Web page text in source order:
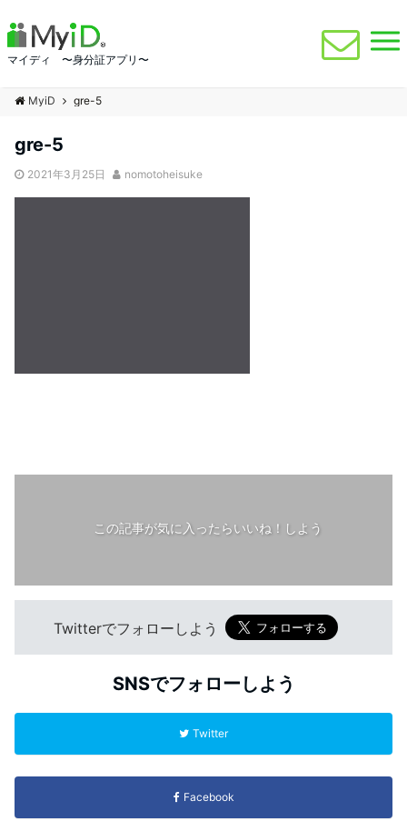
マイディ 〜身分証アプリ〜
MyiD gre-5
gre-5
2021年3月25日 nomotoheisuke
この記事が気に入ったらいいね！しよう
Twitterでフォローしよう
SNSでフォローしよう
Twitter
Facebook